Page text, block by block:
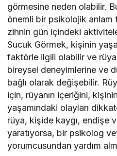
görmesine neden olabilir.
önemli bir psikolojik anlam
zihnin gün içindeki
Sucuk Görmek, kişinin
faktörle ilgili olabilir ve
bireysel deneyimlerine ve
bağlı olarak değişebilir.
için, rüyanın içeriğini,
yaşamındaki olayları
rüya, kişide kaygı, endişe
yaratıyorsa, bir psikolog
yorumcusundan yardım